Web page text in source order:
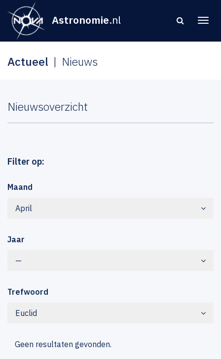
Astronomie.nl
Actueel Nieuws
Nieuwsoverzicht
Filter op:
Maand
April
Jaar
—
Trefwoord
Euclid
Geen resultaten gevonden.